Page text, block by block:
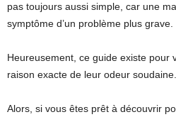
pas toujours aussi simple, car une
symptôme d’un problème plus grave.
Heureusement, ce guide existe pour
raison exacte de leur odeur soudaine.
Alors, si vous êtes prêt à découvrir